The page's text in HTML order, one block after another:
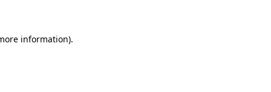
information).